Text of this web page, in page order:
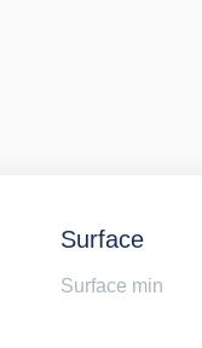
Surface